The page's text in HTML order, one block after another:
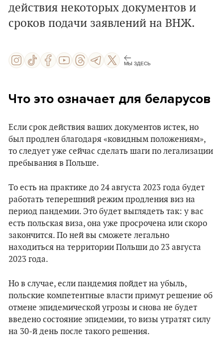
действия некоторых документов и
сроков подачи заявлений на ВНЖ.
МЫ ЗДЕСЬ
Что это означает для беларусов
Если срок действия ваших документов истек, но
был продлен благодаря «ковидным положениям»,
то следует уже сейчас сделать шаги по легализации
пребывания в Польше.
То есть на практике до 24 августа 2023 года будет
работать теперешний режим продления виз на
период пандемии. Это будет выглядеть так: у вас
есть польская виза, она уже просрочена или скоро
закончится. По ней вы сможете легально
находиться на территории Польши до 23 августа
2023 года.
Но в случае, если пандемия пойдет на убыль,
польские компетентные власти примут решение об
отмене эпидемической угрозы и снова не будет
введено состояние эпидемии, то визы утратят силу
на 30-й день после такого решения.